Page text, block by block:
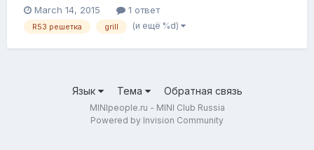
на черную аля JCW, то она сразу к капоту крепится, или
тоже через черный переходник(кронштейн), к которому
March 14, 2015 1 ответ
R53 решетка grill (и ещё %d)
Язык Тема Обратная связь
MINIpeople.ru - MINI Club Russia
Powered by Invision Community